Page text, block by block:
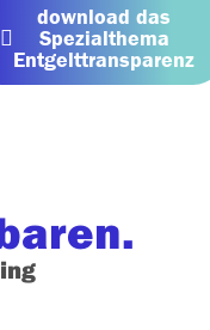
down­load das
Spezialthema
Entgelttransparenz